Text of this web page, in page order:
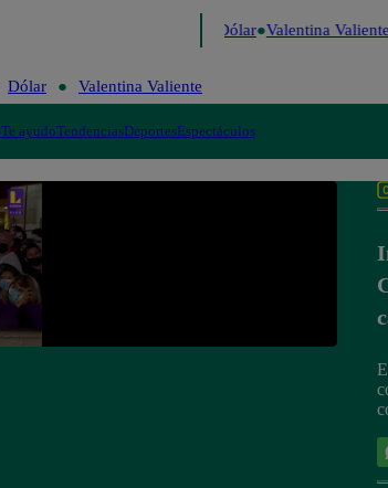
Dólar Valentina Valiente
Dólar Valentina Valiente
Te ayudoTendenciasDeportesEspectáculos